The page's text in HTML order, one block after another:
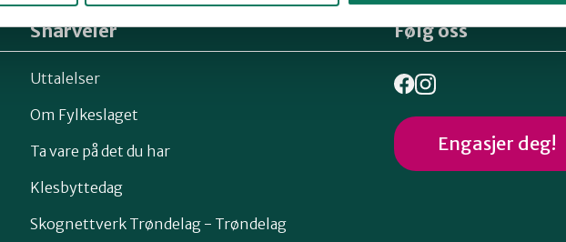
Snarveier
Uttalelser
Om Fylkeslaget
Ta vare på det du har
Klesbyttedag
Skognettverk Trøndelag - Trøndelag
Følg oss
Engasjer deg!